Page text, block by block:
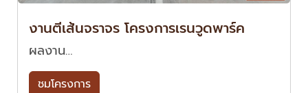
งานตีเส้นจราจร โครงการเรนวูดพาร์ค
ผลงาน…
ชมโครงการ